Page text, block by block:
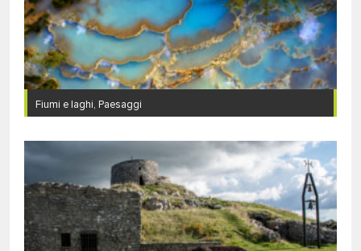
Fiumi e laghi, Paesaggi